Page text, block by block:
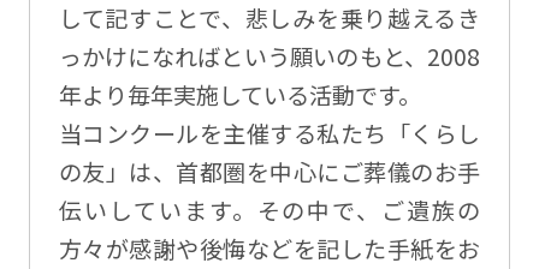
して記すことで、悲しみを乗り越えるき
っかけになればという願いのもと、2008
年より毎年実施している活動です。
当コンクールを主催する私たち「くらし
の友」は、首都圏を中心にご葬儀のお手
伝いしています。その中で、ご遺族の
方々が感謝や後悔などを記した手紙をお